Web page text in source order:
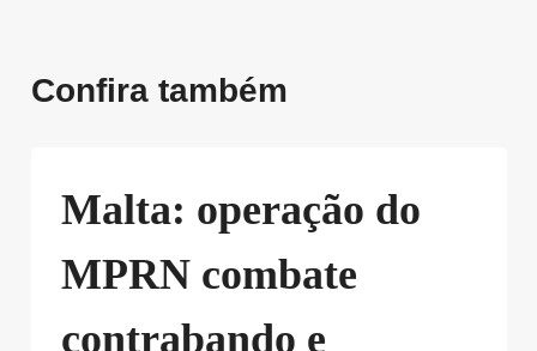
Confira também
Malta: operação do
MPRN combate
contrabando e